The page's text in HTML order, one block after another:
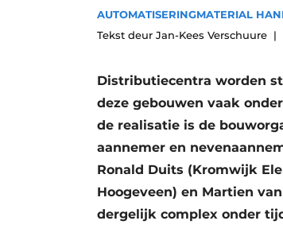
AUTOMATISERINGMATERIAL
Tekst deur Jan-Kees Verschuure
Distributiecentra worden
deze gebouwen vaak
de realisatie is de
aannemer en
Ronald Duits (Kromwijk
Hoogeveen) en Martien
dergelijk complex onder